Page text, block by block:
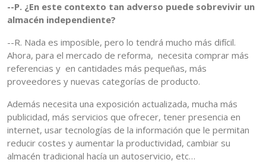
--P. ¿En este contexto tan adverso puede sobrevivir un
almacén independiente?
--R. Nada es imposible, pero lo tendrá mucho más difícil.
Ahora, para el mercado de reforma, necesita comprar más
referencias y en cantidades más pequeñas, más
proveedores y nuevas categorías de producto.
Además necesita una exposición actualizada, mucha más
publicidad, más servicios que ofrecer, tener presencia en
internet, usar tecnologías de la información que le permitan
reducir costes y aumentar la productividad, cambiar su
almacén tradicional hacía un autoservicio, etc…